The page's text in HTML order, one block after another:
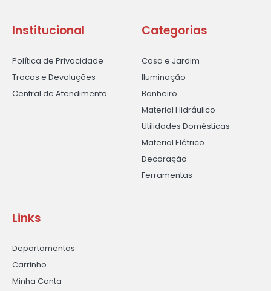
Institucional
Política de Privacidade
Trocas e Devoluções
Central de Atendimento
Categorias
Casa e Jardim
Iluminação
Banheiro
Material Hidráulico
Utilidades Domésticas
Material Elétrico
Decoração
Ferramentas
Links
Departamentos
Carrinho
Minha Conta